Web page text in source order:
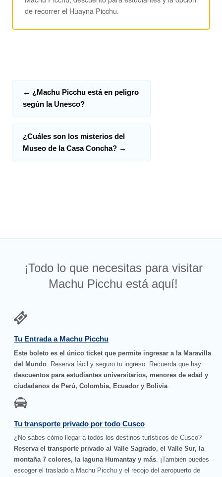
de recorrer el Huayna Picchu.
← ¿Machu Picchu está en peligro
según la Unesco?
¿Cuáles son los misterios del
Museo de la Casa Concha? →
¡Todo lo que necesitas para visitar
Machu Picchu está aquí!
Tu Entrada a Machu Picchu
Este boleto es el único ticket que permite ingresar a la Maravilla
del Mundo . Reserva fácil y seguro tu ingreso. Recuerda que hay
descuentos para estudiantes universitarios, menores de edad y
ciudadanos de Perú, Colombia, Ecuador y Bolivia
Tu transporte privado por todo Cusco
¿No sabes cómo llegar a todos los destinos turísticos de Cusco?
Reserva el transporte privado al Valle Sagrado, el Valle Sur, la
montaña 7 colores, la laguna Humantay y más. ¡También puedes
escoger el traslado a Machu Picchu y el recojo del aeropuerto de